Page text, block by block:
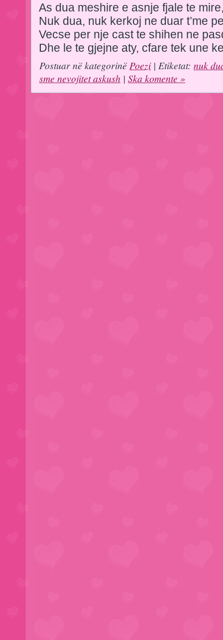
As dua meshire e asnje fjale te
Nuk dua, nuk kerkoj ne duar t’me
Vecse per nje cast te shihen ne
Dhe le te gjejne aty, cfare tek une
Postuar në kategorinë Poezi| Etiketat: nuk
sme nevojitet askush | Ska komente »